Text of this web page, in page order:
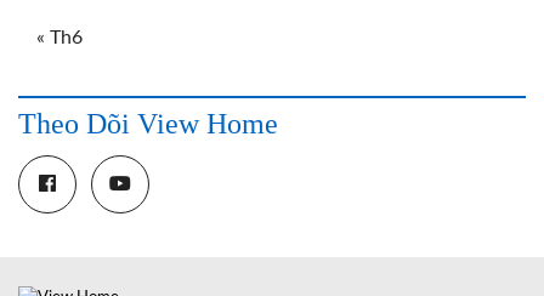
« Th6
Theo Dõi View Home